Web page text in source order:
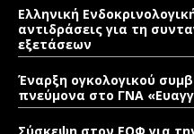
Ελληνική
αντιδράσεις για τη
εξετάσεων
Έναρξη ογκολογικού
πνεύμονα στο ΓΝΑ
Σύσκεψη στον ΕΟΦ για